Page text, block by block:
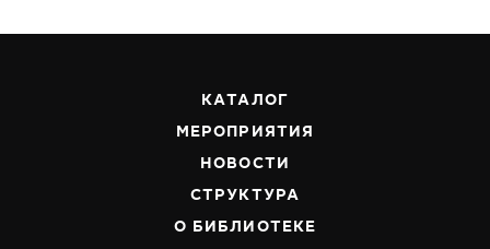
КАТАЛОГ
МЕРОПРИЯТИЯ
НОВОСТИ
СТРУКТУРА
О БИБЛИОТЕКЕ